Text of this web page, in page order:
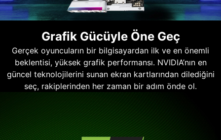
Grafik Gücüyle Öne Geç
Gerçek oyuncuların bir bilgisayardan ilk ve en önemli
beklentisi, yüksek grafik performansı. NVIDIA’nın en
güncel teknolojilerini sunan ekran kartlarından dilediğini
seç, rakiplerinden her zaman bir adım önde ol.